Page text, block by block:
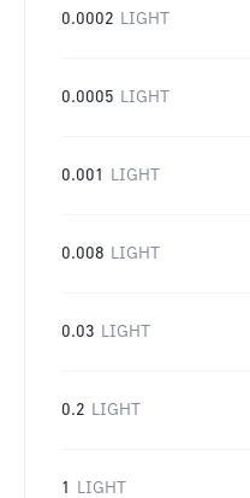
0.0002 LIGHT
0.0005 LIGHT
0.001 LIGHT
0.008 LIGHT
0.03 LIGHT
0.2 LIGHT
1 LIGHT